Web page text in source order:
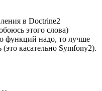
в Doctrine2
этого слова)
функций надо, то лучше
касательно Symfony2).